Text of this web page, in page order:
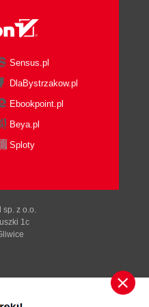
(86)
(87)
(90)
adresów URI (99)
na kod (100)
(101)
(109)
Sensus.pl
DlaBystrzakow.pl
Ebookpoint.pl
Beya.pl
Sploty
sp. z o.o.
1c